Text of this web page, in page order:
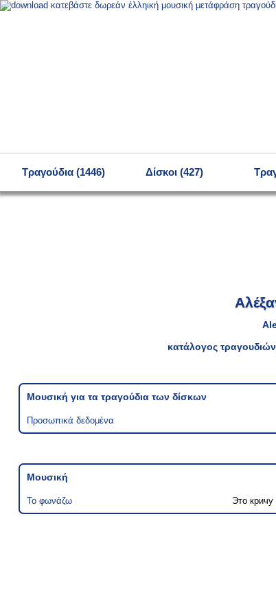
Τραγούδια (1446) Δίσκοι (427)
κατάλογος
Μουσική για τα τραγούδια των δίσκων
Προσωπικά δεδομένα
Μουσική
Το φωνάζω Это кричу